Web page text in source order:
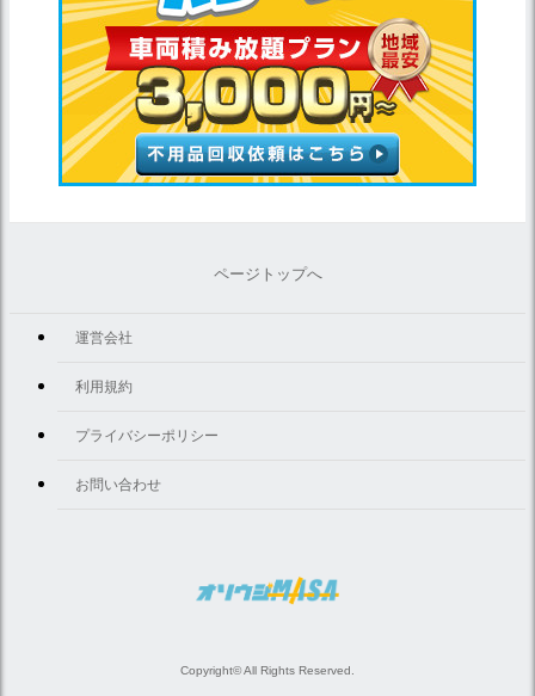
ページトップへ
運営会社
利用規約
プライバシーポリシー
お問い合わせ
Copyright© All Rights Reserved.